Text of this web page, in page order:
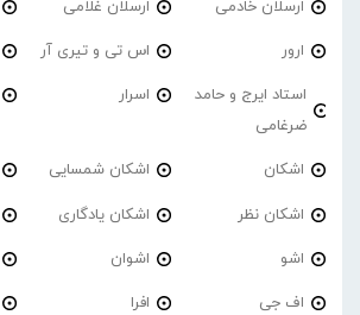
ارسلان خادمی ارسلان غلامی
ارور اس تی و تیری آر
استاد ایرج و حامد
ضرغامی
اسرار
اشکان اشکان شمسایی
اشکان نظر اشکان یادگاری
اشو اشوان
اف جی افرا